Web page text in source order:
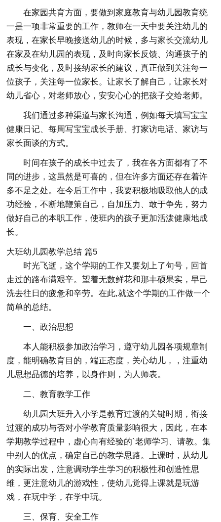
在家园共育方面，要做到家庭教育与幼儿园教育统
一是一项非常重要的工作，教师在一天中要关注幼儿的
表现，在家长早晚接送幼儿的时候，多与家长交流幼儿
在家及在幼儿园的表现，及时向家长反馈、沟通孩子的
成长与变化，及时接纳家长的建议，真正做到关注每一
位孩子，关注每一位家长。让家长了解自己，让家长对
幼儿省心，对老师放心，安安心心的把孩子交给老师。
我们通过多种渠道与家长沟通，例如每天填写宝宝
健康日记、每周写宝宝成长手册、打家访电话、家访与
家长面谈的方式。
时间在孩子的成长中过去了，我在各方面都有了不
同的进步，这虽然是可喜的，但在许多方面还存在着许
多不足之处。在今后工作中，我要积极地吸取他人的成
功经验，不断地鞭策自己，自加压力、敢于争先，努力
做好自己的本职工作，使班内的孩子更加活泼健康地成
长。
大班幼儿园教学总结 篇5
时光飞逝，这个学期的工作又要划上了句号，回首
走过的路布满艰辛。望着无数鲜花和那丰硕果实，早己
洗去往日的疲惫和辛劳。在此,就这个学期的工作做一个
简单的总结。
一、政治思想
本人能积极参加政治学习，遵守幼儿园各项规章制
度，能明确教育目的，端正态度，关心幼儿，，注重幼
儿思想品德的培养，以身作则，为人师表。
二、教育教学工作
幼儿园大班升入小学是教育过渡的关键时期，衔接
过渡的成功与否对小学教育质量影响很大，因此，在本
学期教学过程中，虚心向有经验的`老师学习、请教。集
中别人的优点，确定自己的教学思路。上课时，从幼儿
的实际出发，注意调动学生学习的积极性和创造性思
维，更注意幼儿的游戏性，使幼儿觉得上课就是玩游
戏，在玩中学，在学中玩。
三、保育、安全工作